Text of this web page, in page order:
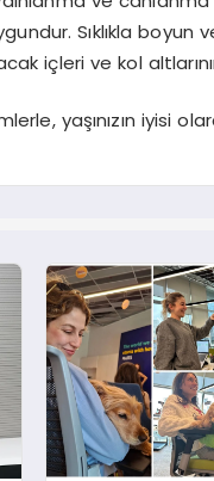
Sıklıkla boyun
içleri ve kol
yaşınızın iyisi